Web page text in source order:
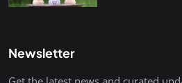
Newsletter